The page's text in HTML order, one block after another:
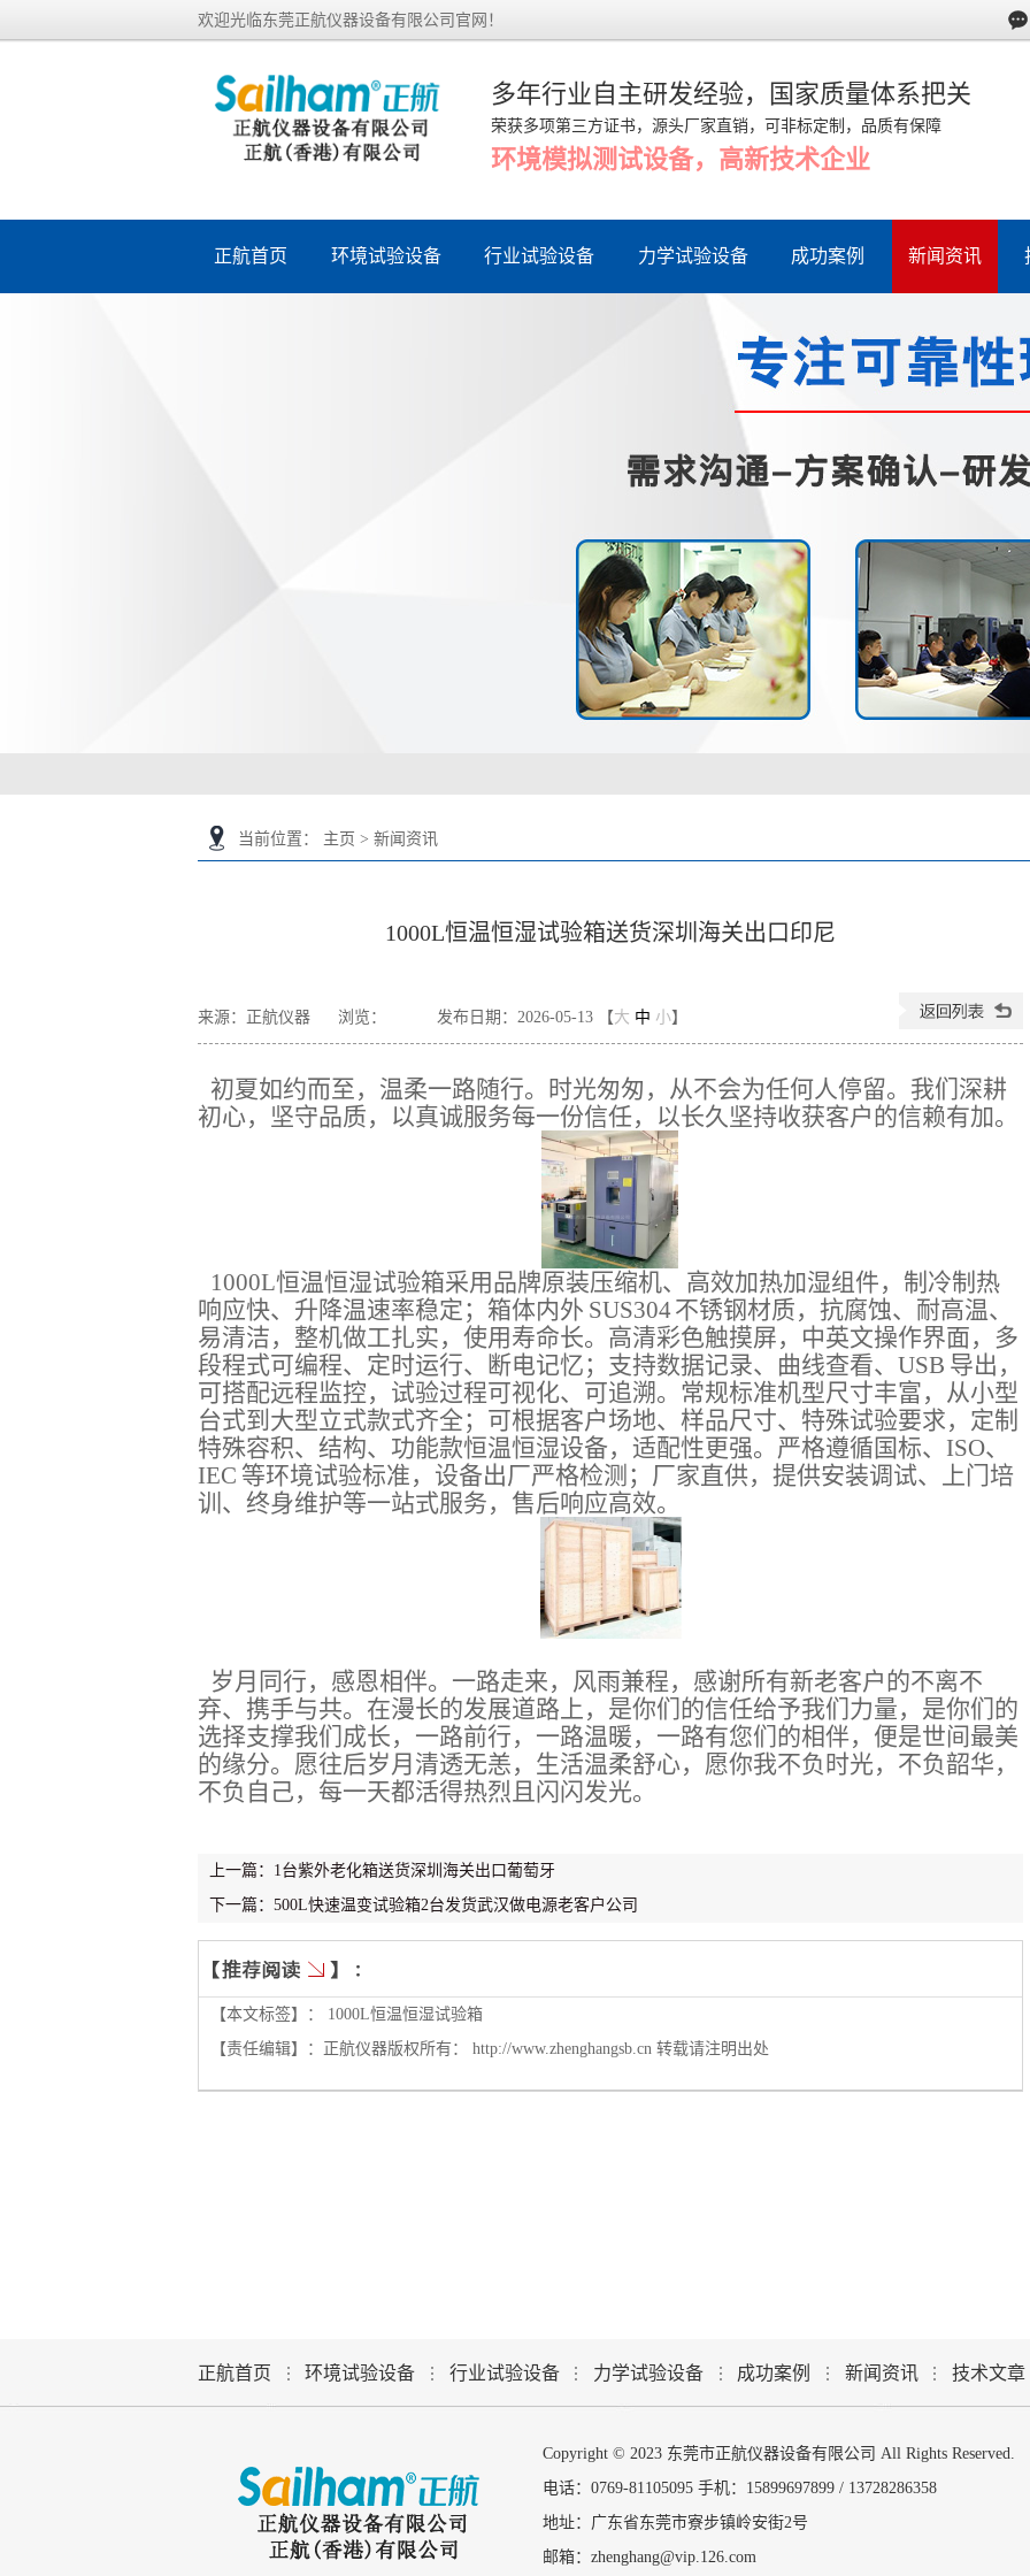
欢迎光临东莞正航仪器设备有限公司官网！
多年行业自主研发经验，国家质量体系把关
荣获多项第三方证书，源头厂家直销，可非标定制，品质有保障
环境模拟测试设备，高新技术企业
正航首页 环境试验设备 行业试验设备 力学试验设备 成功案例 新闻资讯
当前位置 ： 主页 > 新闻资讯
1000L恒温恒湿试验箱送货深圳海关出口印尼
来源：正航仪器 浏览： 发布日期：2026-05-13 【大 中 小】
初夏如约而至，温柔一路随行。时光匆匆，从不会为任何人停留。我们深耕
初心，坚守品质，以真诚服务每一份信任，以长久坚持收获客户的信赖有加。
1000L恒温恒湿试验箱采用品牌原装压缩机、高效加热加湿组件，制冷制热
响应快、升降温速率稳定；箱体内外 SUS304 不锈钢材质，抗腐蚀、耐高温、
易清洁，整机做工扎实，使用寿命长。高清彩色触摸屏，中英文操作界面，多
段程式可编程、定时运行、断电记忆；支持数据记录、曲线查看、USB 导出，
可搭配远程监控，试验过程可视化、可追溯。常规标准机型尺寸丰富，从小型
台式到大型立式款式齐全；可根据客户场地、样品尺寸、特殊试验要求，定制
特殊容积、结构、功能款恒温恒湿设备，适配性更强。严格遵循国标、ISO、
IEC 等环境试验标准，设备出厂严格检测；厂家直供，提供安装调试、上门培
训、终身维护等一站式服务，售后响应高效。
岁月同行，感恩相伴。一路走来，风雨兼程，感谢所有新老客户的不离不
弃、携手与共。在漫长的发展道路上，是你们的信任给予我们力量，是你们的
选择支撑我们成长，一路前行，一路温暖，一路有您们的相伴，便是世间最美
的缘分。愿往后岁月清透无恙，生活温柔舒心，愿你我不负时光，不负韶华，
不负自己，每一天都活得热烈且闪闪发光。
上一篇：1台紫外老化箱送货深圳海关出口葡萄牙
下一篇：500L快速温变试验箱2台发货武汉做电源老客户公司
【本文标签】：
1000L恒温恒湿试验箱
【责任编辑】：
正航仪器版权所有： http://www.zhenghangsb.cn 转载请注明出处
正航首页 环境试验设备 行业试验设备 力学试验设备 成功案例 新闻资讯 技术文章
Copyright © 2023 东莞市正航仪器设备有限公司 All Rights Reserved.
电话：0769-81105095 手机：15899697899 / 13728286358
地址：广东省东莞市寮步镇岭安街2号
邮箱： zhenghang@vip.126.com